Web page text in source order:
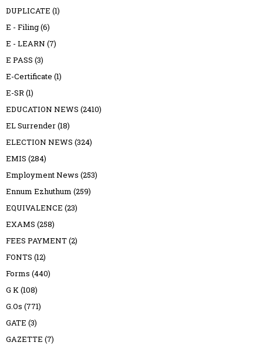
DUPLICATE (1)
E - Filing(6)
E - LEARN (7)
E PASS (3)
E-Certificate (1)
E-SR(1)
EDUCATION NEWS (2410)
EL Surrender(18)
ELECTION NEWS (324)
EMIS (284)
Employment News (253)
Ennum Ezhuthum (259)
EQUIVALENCE (23)
EXAMS (258)
FEES PAYMENT(2)
FONTS (12)
Forms (440)
G K(108)
G.Os (771)
GATE (3)
GAZETTE (7)